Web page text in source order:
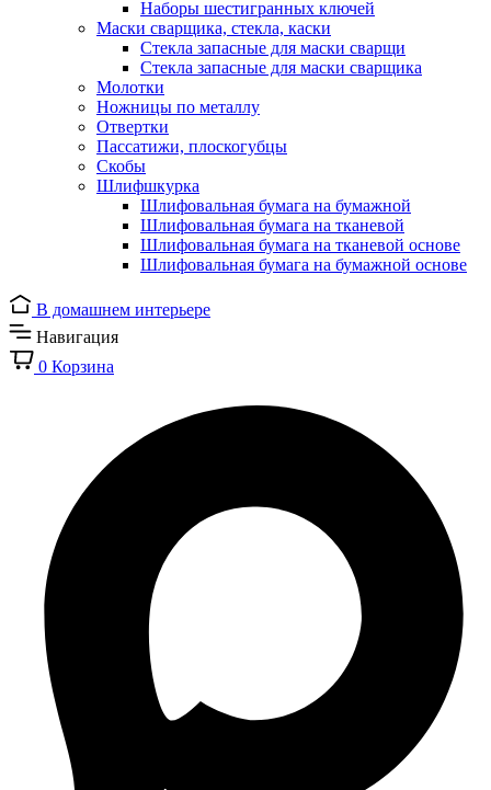
Наборы шестигранных ключей
Маски сварщика, стекла, каски
Стекла запасные для маски сварщи
Стекла запасные для маски сварщика
Молотки
Ножницы по металлу
Отвертки
Пассатижи, плоскогубцы
Скобы
Шлифшкурка
Шлифовальная бумага на бумажной
Шлифовальная бумага на тканевой
Шлифовальная бумага на тканевой основе
Шлифовальная бумага на бумажной основе
В домашнем интерьере
Навигация
0 Корзина